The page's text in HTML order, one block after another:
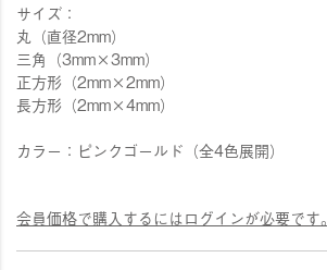
サイズ：
丸（直径2mm）
三角（3mm×3mm）
正方形（2mm×2mm）
長方形（2mm×4mm）
カラー：ピンクゴールド（全4色展開）
会員価格で購入するにはログインが必要です。